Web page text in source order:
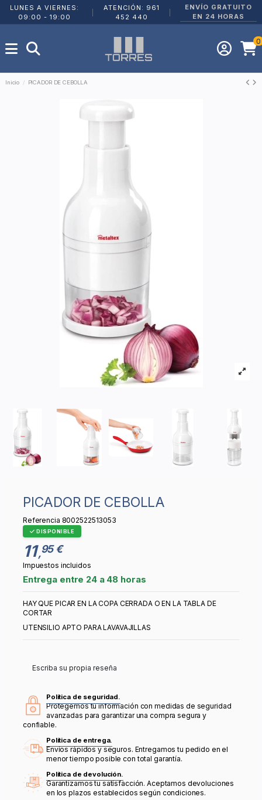
LUNES A VIERNES:
09:00 - 19:00
ATENCIÓN: 961
452 440
ENVÍO GRATUITO
EN 24 HORAS
0
Inicio PICADOR DE CEBOLLA
PICADOR DE CEBOLLA
Referencia 8002522513053
DISPONIBLE
11,95 €
Impuestos incluidos
Entrega entre 24 a 48 horas
HAY QUE PICAR EN LA COPA CERRADA O EN LA TABLA DE
CORTAR
UTENSILIO APTO PARA LAVAVAJILLAS
Escriba su propia reseña
Política de seguridad.
Protegemos tu información con medidas de seguridad
avanzadas para garantizar una compra segura y
confiable.
Política de entrega.
Envíos rápidos y seguros. Entregamos tu pedido en el
menor tiempo posible con total garantía.
Política de devolución.
Garantizamos tu satisfacción. Aceptamos devoluciones
en los plazos establecidos según condiciones.